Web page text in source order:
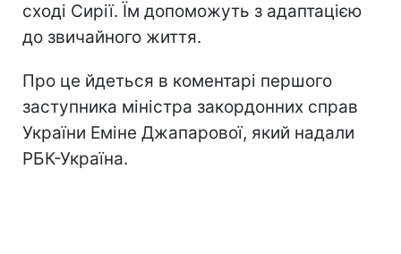
сході Сирії. Їм допоможуть з адаптацією
до звичайного життя.
Про це йдеться в коментарі першого
заступника міністра закордонних справ
України Еміне Джапарової, який надали
РБК-Україна.